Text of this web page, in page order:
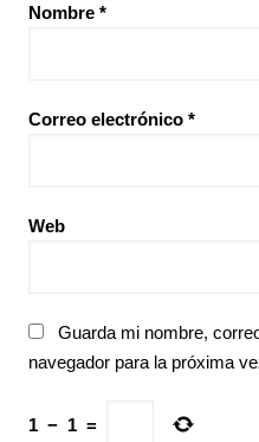
Nombre *
Correo electrónico *
Web
Guarda mi nombre,
navegador para la próxima
1 − 1 =